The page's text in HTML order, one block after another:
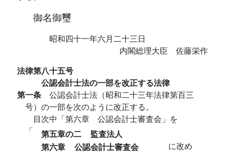
御名御璽
昭和四十一年六月二十三日
内閣総理大臣 佐藤栄作
法律第八十五号
公認会計士法の一部を改正する法律
第一条 公認会計士法（昭和二十三年法律第百三
号）の一部を次のように改正する。
目次中「第六章 公認会計士審査会」を
「
第五章の二
監査法人
第六章
公認会計士審査会
に改め